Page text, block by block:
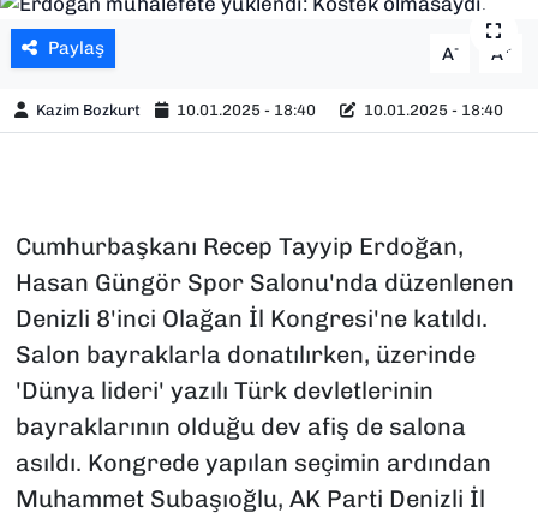
Paylaş A- A +
Kazim Bozkurt 10.01.2025 - 18:40 10.01.2025 - 18:40
Cumhurbaşkanı Recep Tayyip Erdoğan,
Hasan Güngör Spor Salonu'nda düzenlenen
Denizli 8'inci Olağan İl Kongresi'ne katıldı.
Salon bayraklarla donatılırken, üzerinde
'Dünya lideri' yazılı Türk devletlerinin
bayraklarının olduğu dev afiş de salona
asıldı. Kongrede yapılan seçimin ardından
Muhammet Subaşıoğlu, AK Parti Denizli İl